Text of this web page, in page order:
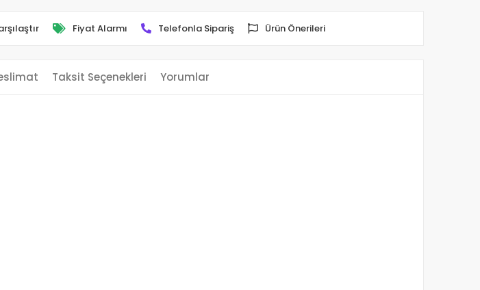
Fiyat Alarmı Telefonla Sipariş Ürün Önerileri
Taksit Seçenekleri Yorumlar